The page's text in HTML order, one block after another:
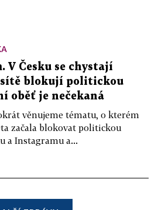
V Česku se chystají
sítě blokují politickou
oběť je nečekaná
věnujeme tématu, o kterém
začala blokovat politickou
a Instagramu a...